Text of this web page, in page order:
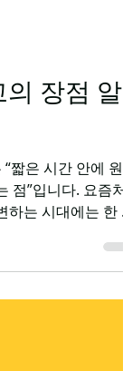
장점 알
는 시대에는 한
다, 자신의 일정과
는 방식이 더욱 각
에 가장 잘 맞는
점은 빠른 현금 흐